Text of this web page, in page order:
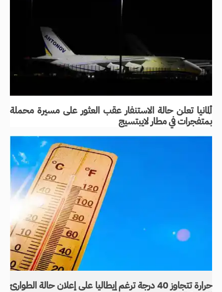
ألمانيا تعلن حالة الاستنفار عقب العثور على مسيرة محملة
بمتفجرات في مطار لايبتسيج
حرارة تتجاوز 40 درجة ترغم إيطاليا على إعلان حالة الطوارئ